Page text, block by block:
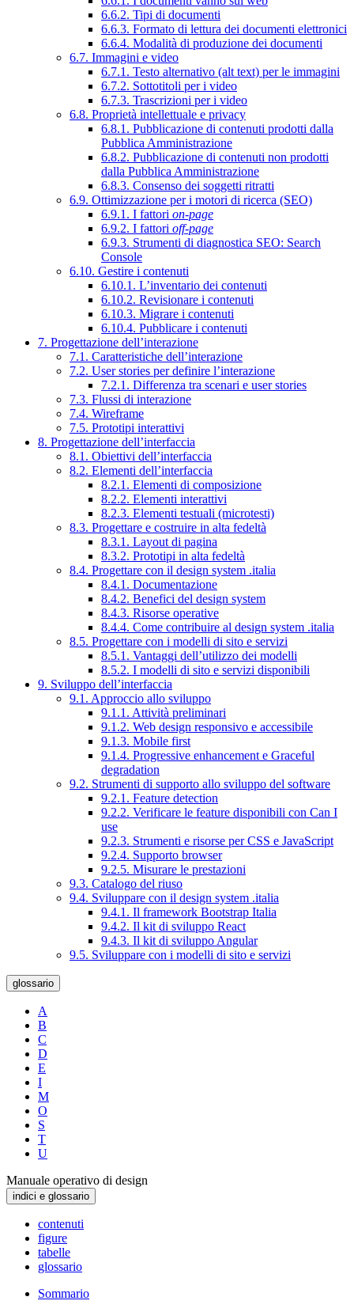
6.6.2. Tipi di documenti
6.6.3. Formato di lettura dei documenti elettronici
6.6.4. Modalità di produzione dei documenti
6.7. Immagini e video
6.7.1. Testo alternativo (alt text) per le immagini
6.7.2. Sottotitoli per i video
6.7.3. Trascrizioni per i video
6.8. Proprietà intellettuale e privacy
6.8.1. Pubblicazione di contenuti prodotti dalla
Pubblica Amministrazione
6.8.2. Pubblicazione di contenuti non prodotti
dalla Pubblica Amministrazione
6.8.3. Consenso dei soggetti ritratti
6.9. Ottimizzazione per i motori di ricerca (SEO)
6.9.1. I fattori on-page
6.9.2. I fattori off-page
6.9.3. Strumenti di diagnostica SEO: Search
Console
6.10. Gestire i contenuti
6.10.1. L’inventario dei contenuti
6.10.2. Revisionare i contenuti
6.10.3. Migrare i contenuti
6.10.4. Pubblicare i contenuti
7. Progettazione dell’interazione
7.1. Caratteristiche dell’interazione
7.2. User stories per definire l’interazione
7.2.1. Differenza tra scenari e user stories
7.3. Flussi di interazione
7.4. Wireframe
7.5. Prototipi interattivi
8. Progettazione dell’interfaccia
8.1. Obiettivi dell’interfaccia
8.2. Elementi dell’interfaccia
8.2.1. Elementi di composizione
8.2.2. Elementi interattivi
8.2.3. Elementi testuali (microtesti)
8.3. Progettare e costruire in alta fedeltà
8.3.1. Layout di pagina
8.3.2. Prototipi in alta fedeltà
8.4. Progettare con il design system .italia
8.4.1. Documentazione
8.4.2. Benefici del design system
8.4.3. Risorse operative
8.4.4. Come contribuire al design system .italia
8.5. Progettare con i modelli di sito e servizi
8.5.1. Vantaggi dell’utilizzo dei modelli
8.5.2. I modelli di sito e servizi disponibili
9. Sviluppo dell’interfaccia
9.1. Approccio allo sviluppo
9.1.1. Attività preliminari
9.1.2. Web design responsivo e accessibile
9.1.3. Mobile first
9.1.4. Progressive enhancement e Graceful
degradation
9.2. Strumenti di supporto allo sviluppo del software
9.2.1. Feature detection
9.2.2. Verificare le feature disponibili con Can I
use
9.2.3. Strumenti e risorse per CSS e JavaScript
9.2.4. Supporto browser
9.2.5. Misurare le prestazioni
9.3. Catalogo del riuso
9.4. Sviluppare con il design system .italia
9.4.1. Il framework Bootstrap Italia
9.4.2. Il kit di sviluppo React
9.4.3. Il kit di sviluppo Angular
9.5. Sviluppare con i modelli di sito e servizi
glossario
A
B
C
D
E
I
M
O
S
T
U
Manuale operativo di design
indici e glossario
contenuti
figure
tabelle
glossario
Sommario